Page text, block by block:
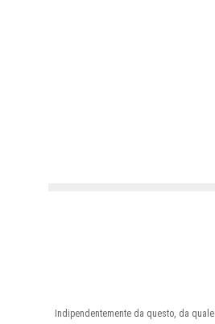
Indipendentemente da questo, da